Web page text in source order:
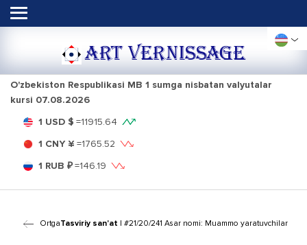
ART VERNISSAGE
O'zbekiston Respublikasi MB 1 sumga nisbatan valyutalar
kursi 07.08.2026
1 USD $ =11915.64
1 CNY ¥ =1765.52
1 RUB ₽=146.19
OrtgaTasviriy san'at | #21/20/241 Asar nomi: Muammo yaratuvchilar